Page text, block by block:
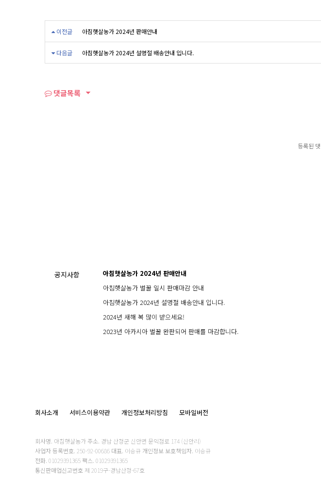
이전글 아침햇살농가 2024년 판매안내
다음글 아침햇살농가 2024년 설명절 배송안내 입니다.
댓글목록
등록된
공지사항
아침햇살농가 2024년 판매안내
아침햇살농가 벌꿀 일시 판매마감 안내
아침햇살농가 2024년 설명절 배송안내 입니다.
2024년 새해 복 많이 받으세요!
2023년 아카시아 벌꿀 완판되어 판매를 마감합니다.
회사소개 서비스이용약관 개인정보처리방침 모바일버전
회사명. 아침햇살농가주소. 경남 산청군 신안면 문익점로 174 (신안리)
사업자 등록번호. 250-92-00686 대표. 이승규 개인정보 보호책임자. 이승규
전화. 01029391365 팩스. 01029391365
통신판매업신고번호 제 2019구-경남산청-67호